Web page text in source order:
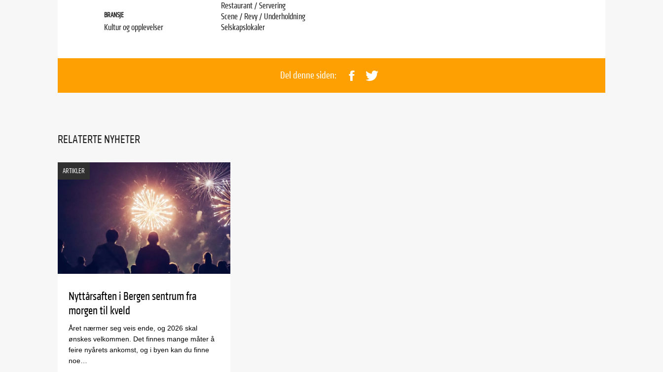
BRANSJE
Kultur og opplevelser
Restaurant / Servering
Scene / Revy / Underholdning
Selskapslokaler
Del denne siden:
RELATERTE NYHETER
ARTIKLER
Nyttårsaften i Bergen sentrum fra
morgen til kveld
Året nærmer seg veis ende, og 2026 skal
ønskes velkommen. Det finnes mange måter å
feire nyårets ankomst, og i byen kan du finne
noe…